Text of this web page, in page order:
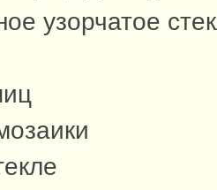
узорчатое